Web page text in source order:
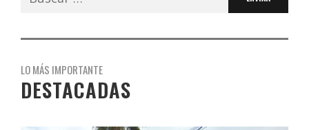
LO MÁS IMPORTANTE
DESTACADAS